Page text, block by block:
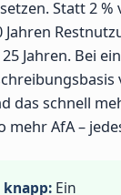
Statt 2 %
Jahren
Jahren. Bei
das schnell
mehr AfA –
knapp: Ein